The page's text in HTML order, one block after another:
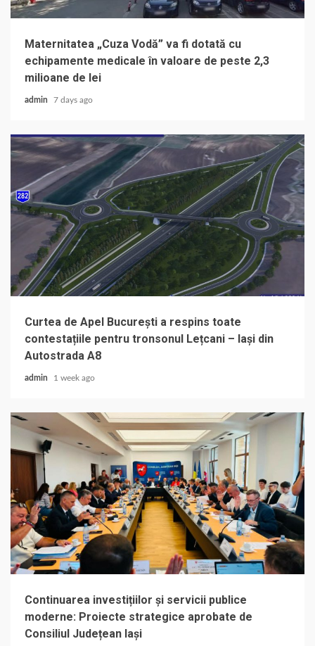
Maternitatea „Cuza Vodă” va fi dotată cu
echipamente medicale în valoare de peste 2,3
milioane de lei
admin 7 days ago
Curtea de Apel București a respins toate
contestațiile pentru tronsonul Lețcani – Iași din
Autostrada A8
admin 1 week ago
Continuarea investițiilor și servicii publice
moderne: Proiecte strategice aprobate de
Consiliul Județean Iași